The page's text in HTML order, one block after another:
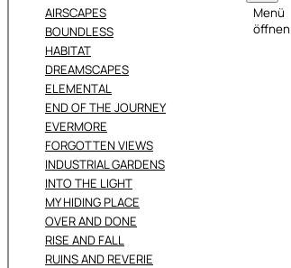
Menü
öffnen
AIRSCAPES
BOUNDLESS
HABITAT
DREAMSCAPES
ELEMENTAL
END OF THE JOURNEY
EVERMORE
FORGOTTEN VIEWS
INDUSTRIAL GARDENS
INTO THE LIGHT
MY HIDING PLACE
OVER AND DONE
RISE AND FALL
RUINS AND REVERIE